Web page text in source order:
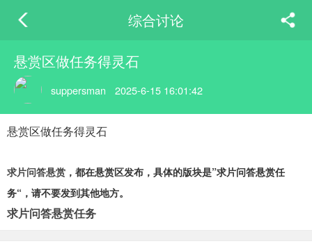
综合讨论
悬赏区做任务得灵石
suppersman 2025-6-15 16:01:42
悬赏区做任务得灵石
求片问答悬赏，都在悬赏区发布，具体的版块是”求片问答悬赏任
务“，请不要发到其他地方。
求片问答悬赏任务